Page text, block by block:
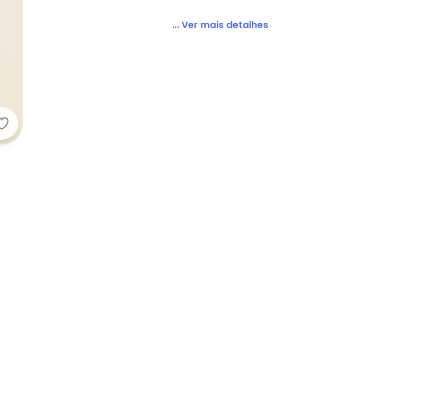
Malwee Plus - Blusa Cinza Escuro Tradicional em Malha Plus
... Ver mais detalhes